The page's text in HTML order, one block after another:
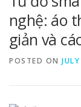
BLOG LẬP
nghệ: áo
giản và
POSTED ON